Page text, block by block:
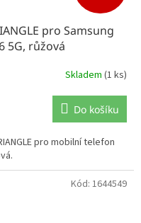
pro Samsung
5G, růžová
Skladem (1 ks)
Do košíku
pro mobilní telefon
Kód: 1644549